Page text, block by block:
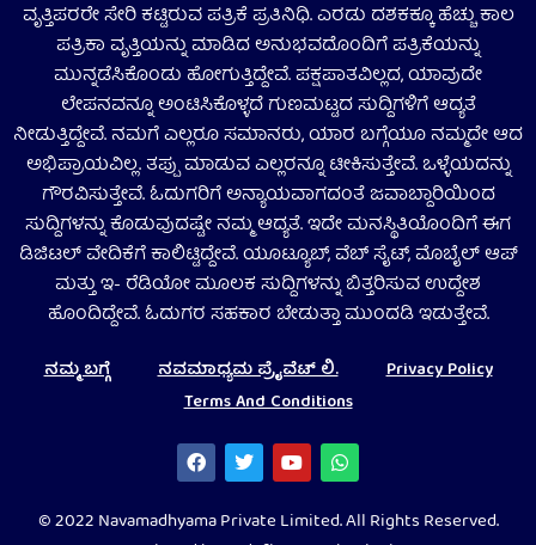
ವೃತ್ತಿಪರರೇ ಸೇರಿ ಕಟ್ಟಿರುವ ಪತ್ರಿಕೆ ಪ್ರತಿನಿಧಿ. ಎರಡು ದಶಕಕ್ಕೂ ಹೆಚ್ಚು ಕಾಲ
ಪತ್ರಿಕಾ ವೃತ್ತಿಯನ್ನು ಮಾಡಿದ ಅನುಭವದೊಂದಿಗೆ ಪತ್ರಿಕೆಯನ್ನು
ಮುನ್ನಡೆಸಿಕೊಂಡು ಹೋಗುತ್ತಿದ್ದೇವೆ. ಪಕ್ಷಪಾತವಿಲ್ಲದ, ಯಾವುದೇ
ಲೇಪನವನ್ನೂ ಅಂಟಿಸಿಕೊಳ್ಳದೆ ಗುಣಮಟ್ಟದ ಸುದ್ದಿಗಳಿಗೆ ಆದ್ಯತೆ
ನೀಡುತ್ತಿದ್ದೇವೆ. ನಮಗೆ ಎಲ್ಲರೂ ಸಮಾನರು, ಯಾರ ಬಗ್ಗೆಯೂ ನಮ್ಮದೇ ಆದ
ಅಭಿಪ್ರಾಯವಿಲ್ಲ. ತಪ್ಪು ಮಾಡುವ ಎಲ್ಲರನ್ನೂ ಟೀಕಿಸುತ್ತೇವೆ. ಒಳ್ಳೆಯದನ್ನು
ಗೌರವಿಸುತ್ತೇವೆ. ಓದುಗರಿಗೆ ಅನ್ಯಾಯವಾಗದಂತೆ ಜವಾಬ್ದಾರಿಯಿಂದ
ಸುದ್ದಿಗಳನ್ನು ಕೊಡುವುದಷ್ಟೇ ನಮ್ಮ ಆದ್ಯತೆ. ಇದೇ ಮನಸ್ಥಿತಿಯೊಂದಿಗೆ ಈಗ
ಡಿಜಿಟಲ್‌ ವೇದಿಕೆಗೆ ಕಾಲಿಟ್ಟಿದ್ದೇವೆ. ಯೂಟ್ಯೂಬ್‌, ವೆಬ್ ಸೈಟ್‌, ಮೊಬೈಲ್‌ ಆಪ್‌
ಮತ್ತು ಇ- ರೆಡಿಯೋ ಮೂಲಕ ಸುದ್ದಿಗಳನ್ನು ಬಿತ್ತರಿಸುವ ಉದ್ದೇಶ
ಹೊಂದಿದ್ದೇವೆ. ಓದುಗರ ಸಹಕಾರ ಬೇಡುತ್ತಾ ಮುಂದಡಿ ಇಡುತ್ತೇವೆ.
ನಮ್ಮ ಬಗ್ಗೆ ನವಮಾಧ್ಯಮ ಪ್ರೈವೆಟ್‌ ಲಿ.
Privacy Policy
Terms And Conditions
© 2022 Navamadhyama Private Limited. All Rights Reserved.